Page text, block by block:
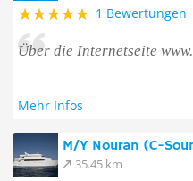
1 Bewertungen
Über die Internetseite
Mehr Infos
M/Y Nouran (C-
35.45 km